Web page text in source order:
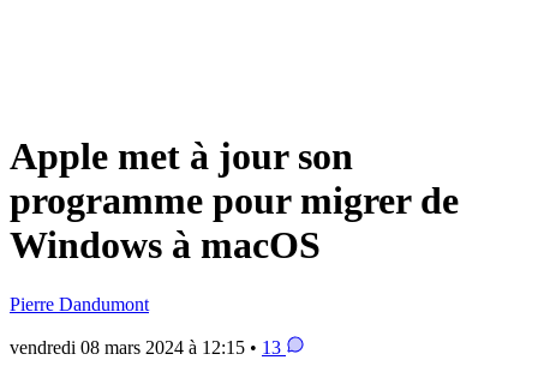
Apple met à jour son
programme pour migrer de
Windows à macOS
Pierre Dandumont
vendredi 08 mars 2024 à 12:15 • 13